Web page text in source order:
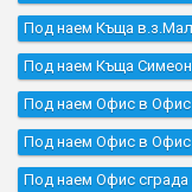
Под наем Къщa
Под наем Къщa
Под наем Офис в Офис
Под наем Офис в Офис
Под наем Офис сграда